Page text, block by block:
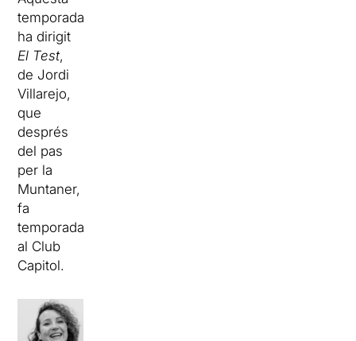
temporada
ha dirigit
El Test,
de Jordi
Villarejo,
que
després
del pas
per la
Muntaner,
fa
temporada
al Club
Capitol.